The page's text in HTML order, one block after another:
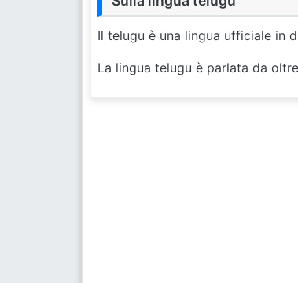
Il telugu è una lingua ufficiale in
La lingua telugu è parlata da